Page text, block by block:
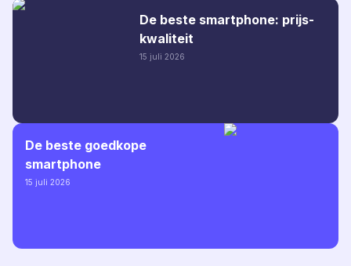
De beste smartphone: prijs-
kwaliteit
15 juli 2026
De beste goedkope
smartphone
15 juli 2026